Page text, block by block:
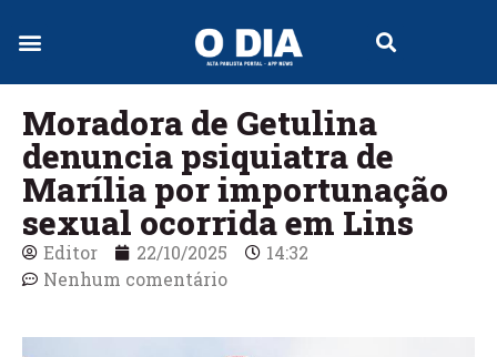
Moradora de Getulina
denuncia psiquiatra de
Marília por importunação
sexual ocorrida em Lins
Editor 22/10/2025
14:32
Nenhum comentário